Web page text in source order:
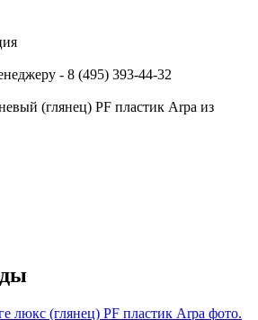
- 8 (495) 393-44-32
(глянец) PF пластик Arpa из